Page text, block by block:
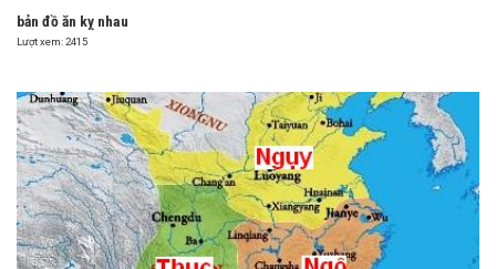
bản đồ ăn kỵ nhau
Lượt xem: 2415